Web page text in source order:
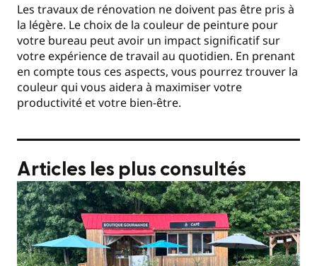
Les travaux de rénovation ne doivent pas être pris à
la légère. Le choix de la couleur de peinture pour
votre bureau peut avoir un impact significatif sur
votre expérience de travail au quotidien. En prenant
en compte tous ces aspects, vous pourrez trouver la
couleur qui vous aidera à maximiser votre
productivité et votre bien-être.
Articles les plus consultés